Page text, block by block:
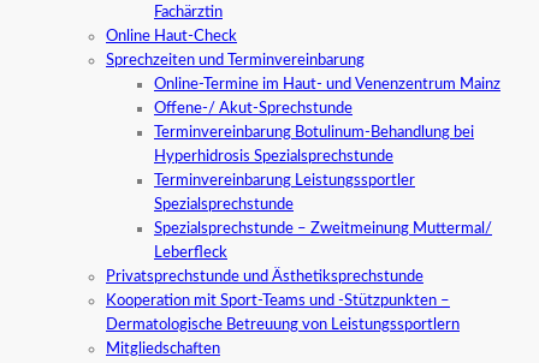
Fachärztin
Online Haut-Check
Sprechzeiten und Terminvereinbarung
Online-Termine im Haut- und Venenzentrum Mainz
Offene-/ Akut-Sprechstunde
Terminvereinbarung Botulinum-Behandlung bei
Hyperhidrosis Spezialsprechstunde
Terminvereinbarung Leistungssportler
Spezialsprechstunde
Spezialsprechstunde – Zweitmeinung Muttermal/
Leberfleck
Privatsprechstunde und Ästhetiksprechstunde
Kooperation mit Sport-Teams und -Stützpunkten –
Dermatologische Betreuung von Leistungssportlern
Mitgliedschaften